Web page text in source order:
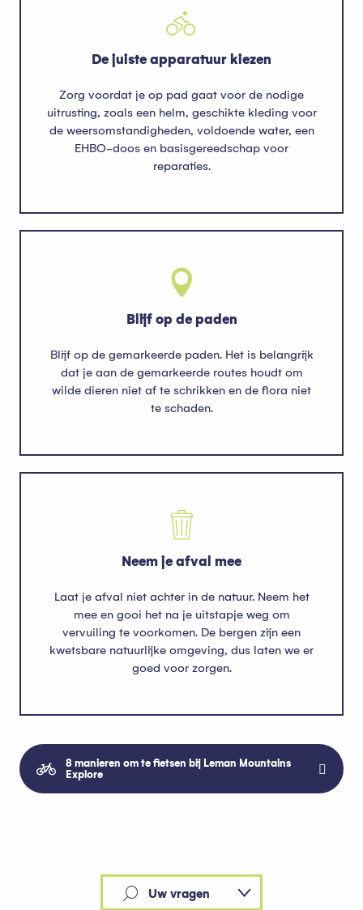
De juiste apparatuur kiezen
Zorg voordat je op pad gaat voor de nodige
uitrusting, zoals een helm, geschikte kleding voor
de weersomstandigheden, voldoende water, een
EHBO-doos en basisgereedschap voor
reparaties.
Blijf op de paden
Blijf op de gemarkeerde paden. Het is belangrijk
dat je aan de gemarkeerde routes houdt om
wilde dieren niet af te schrikken en de flora niet
te schaden.
Neem je afval mee
Laat je afval niet achter in de natuur. Neem het
mee en gooi het na je uitstapje weg om
vervuiling te voorkomen. De bergen zijn een
kwetsbare natuurlijke omgeving, dus laten we er
goed voor zorgen.
8 manieren om te fietsen bij Leman Mountains
Explore
Uw vragen